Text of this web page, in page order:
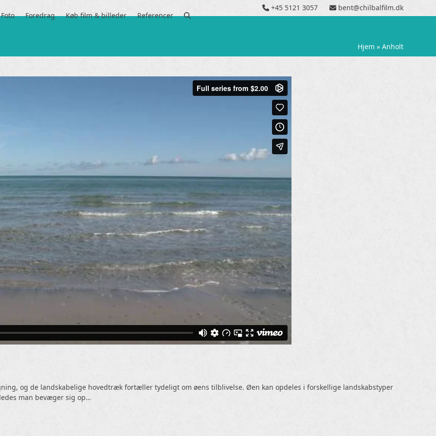
+45 5121 3057 bent@chilbalfilm.dk
Foto Foredrag Køb film & billeder Referencer
Hjem » Anholt
og de landskabelige hovedtræk fortæller tydeligt om øens tilblivelse. Øen kan opdeles i forskellige landskabstyper
man bevæger sig op…